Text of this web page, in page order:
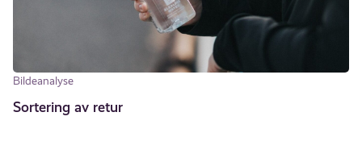
Bildeanalyse
Sortering av retur